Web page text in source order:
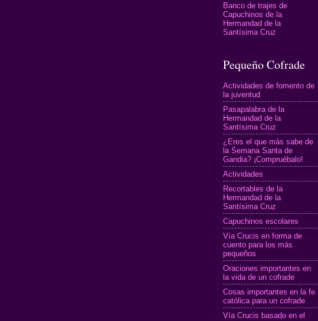
Banco de trajes de
Capuchinos de la
Hermandad de la
Santísima Cruz
Pequeño Cofrade
Actividades de fomento de
la juventud
Pasapalabra de la
Hermandad de la
Santísima Cruz
¿Eres el que más sabe de
la Semana Santa de
Gandia? ¡Compruébalo!
Actividades
Recortables de la
Hermandad de la
Santísima Cruz
Capuchinos escolares
Vía Crucis en forma de
cuento para los más
pequeños
Oraciones importantes en
la vida de un cofrade
Cosas importantes en la fe
católica para un cofrade
Vía Crucis basado en el